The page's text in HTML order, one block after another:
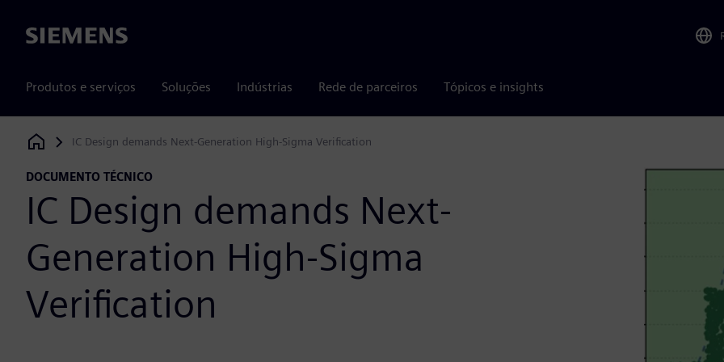
Siemens
Produtos e serviços Soluções Indústrias Rede de parceiros Tópicos e insights
Siemens Digital Industries Software
IC Design demands Next-Generation High-Sigma Verification
DOCUMENTO TÉCNICO
IC Design demands Next-
Generation High-Sigma
Verification